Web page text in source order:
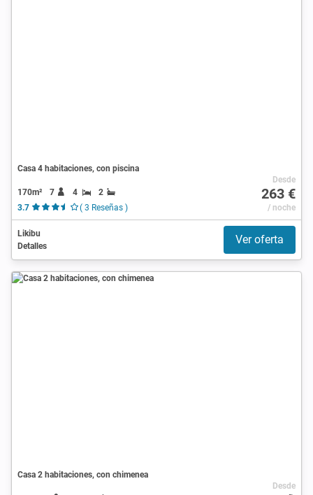
Casa 4 habitaciones, con piscina
170m² 7 4
2
3.7
( 3 Reseñas )
Desde
263 €
/ noche
Likibu
Detalles
Ver oferta
Casa 2 habitaciones, con chimenea
Desde